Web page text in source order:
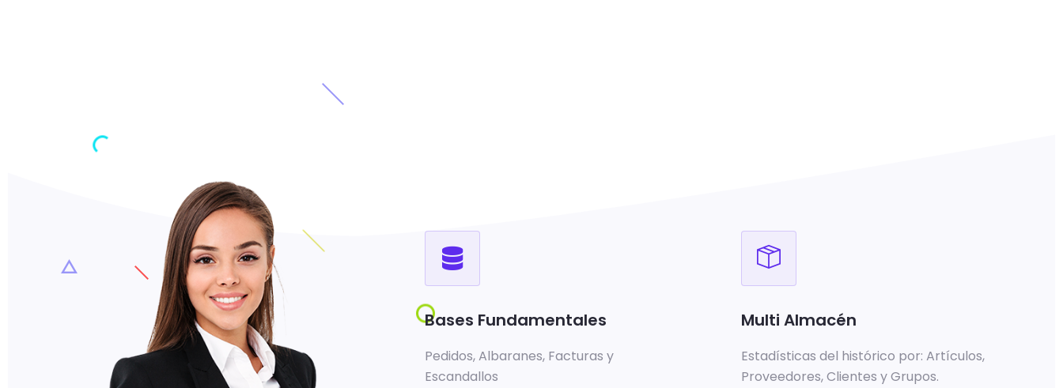
Bases Fundamentales
Pedidos, Albaranes, Facturas y
Escandallos
Multi Almacén
Estadísticas del histórico por: Artículos,
Proveedores, Clientes y Grupos.